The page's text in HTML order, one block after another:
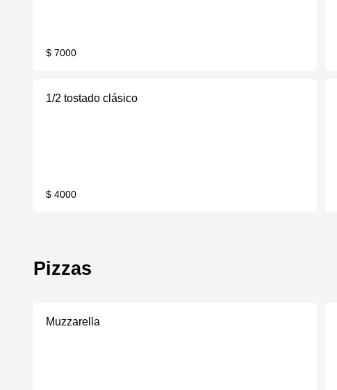
$ 7000
1/2 tostado clásico
$ 4000
Pizzas
Muzzarella